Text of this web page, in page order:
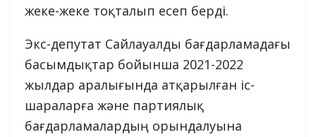
жеке-жеке тоқталып есеп берді.
Экс-депутат Сайлауалды бағдарламадағы
басымдықтар бойынша 2021-2022
жылдар аралығында атқарылған іс-
шараларға және партиялық
бағдарламалардың орындалуына